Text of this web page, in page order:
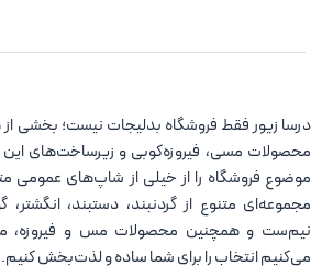
درسا زیور فقط فروشگاه بدلیجات نیست؛ بخشی از
محصولات مسی، فیروزه‌کوبی و زیرساخت‌های
موضوع فروشگاه را از خیلی از شاپ‌های عمومی
مجموعه‌ای متنوع از گردنبند، دستبند، انگشتر،
نیم‌ست و همچنین محصولات مس و فیروزه،
می‌کنیم انتخاب را برای شما ساده و لذت‌بخش کنیم.